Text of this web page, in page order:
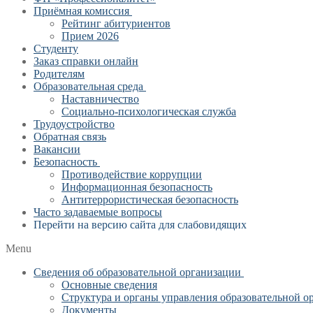
Приёмная комиссия
Рейтинг абитуриентов
Прием 2026
Студенту
Заказ справки онлайн
Родителям
Образовательная среда
Наставничество
Социально-психологическая служба
Трудоустройство
Обратная связь
Вакансии
Безопасность
Противодействие коррупции
Информационная безопасность
Антитеррористическая безопасность
Часто задаваемые вопросы
Перейти на версию сайта для слабовидящих
Menu
Сведения об образовательной организации
Основные сведения
Структура и органы управления образовательной
Документы